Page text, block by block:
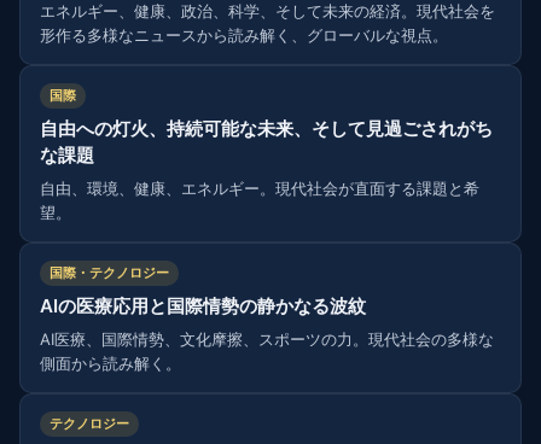
エネルギー、健康、政治、科学、そして未来の経済。現代社会を
形作る多様なニュースから読み解く、グローバルな視点。
国際
自由への灯火、持続可能な未来、そして見過ごされがち
な課題
自由、環境、健康、エネルギー。現代社会が直面する課題と希
望。
国際・テクノロジー
AIの医療応用と国際情勢の静かなる波紋
AI医療、国際情勢、文化摩擦、スポーツの力。現代社会の多様な
側面から読み解く。
テクノロジー